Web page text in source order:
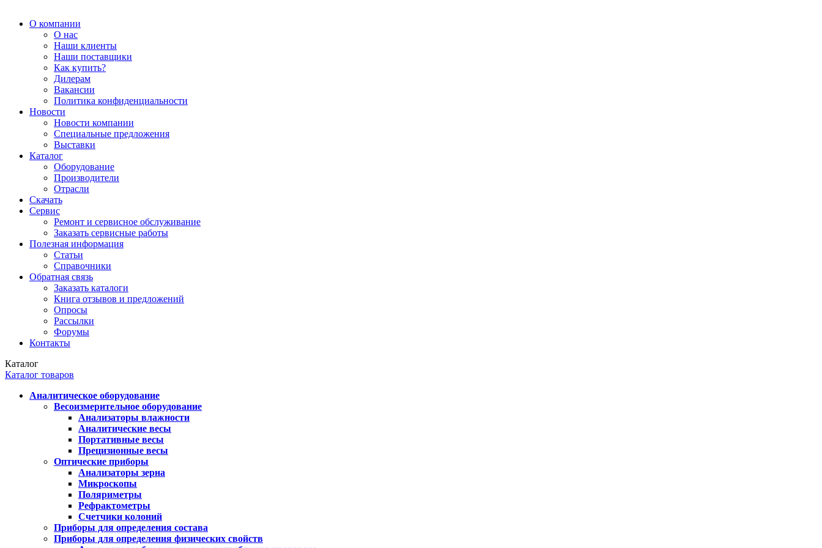
О компании
О нас
Наши клиенты
Наши поставщики
Как купить?
Дилерам
Вакансии
Политика конфиденциальности
Новости
Новости компании
Специальные предложения
Выставки
Каталог
Оборудование
Производители
Отрасли
Скачать
Сервис
Ремонт и сервисное обслуживание
Заказать сервисные работы
Полезная информация
Статьи
Справочники
Обратная связь
Заказать каталоги
Книга отзывов и предложений
Опросы
Рассылки
Форумы
Контакты
Каталог
Каталог товаров
Аналитическое оборудование
Весоизмерительное оборудование
Анализаторы влажности
Аналитические весы
Портативные весы
Прецизионные весы
Оптические приборы
Анализаторы зерна
Микроскопы
Поляриметры
Рефрактометры
Счетчики колоний
Приборы для определения состава
Приборы для определения физических свойств